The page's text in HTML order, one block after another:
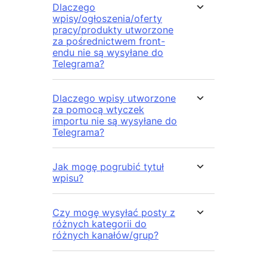
Dlaczego
wpisy/ogłoszenia/oferty
pracy/produkty utworzone
za pośrednictwem front-
endu nie są wysyłane do
Telegrama?
Dlaczego wpisy utworzone
za pomocą wtyczek
importu nie są wysyłane do
Telegrama?
Jak mogę pogrubić tytuł
wpisu?
Czy mogę wysyłać posty z
różnych kategorii do
różnych kanałów/grup?